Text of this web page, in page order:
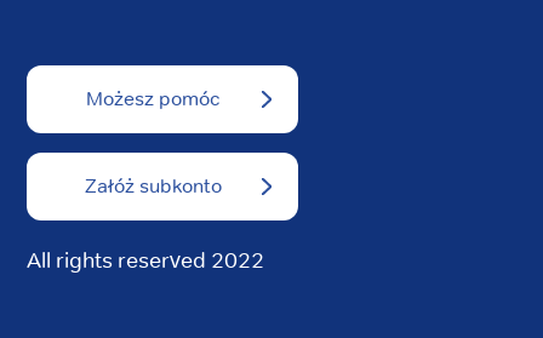
Możesz pomóc
Załóż subkonto
All rights reserved 2022